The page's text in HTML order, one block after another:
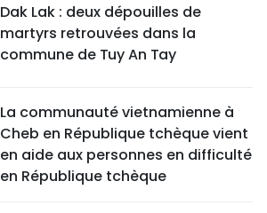
Dak Lak : deux dépouilles de
martyrs retrouvées dans la
commune de Tuy An Tay
La communauté vietnamienne à
Cheb en République tchèque vient
en aide aux personnes en difficulté
en République tchèque